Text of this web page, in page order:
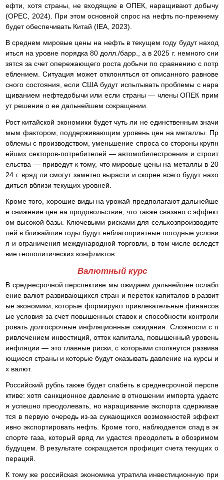
ефти, хотя страны, не входящие в ОПЕК, наращивают добычу
(OPEC, 2024). При этом основной спрос на нефть по-прежнему
будет обеспечивать Китай (IEA, 2023).
В среднем мировые цены на нефть в текущем году будут наход
иться на уровне порядка 80 долл./барр., а в 2025 г. немного сни
зятся за счет опережающего роста добычи по сравнению с потр
еблением. Ситуация может отклоняться от описанного равнове
сного состояния, если США будут испытывать проблемы с нара
щиванием нефтедобычи или если страны — члены ОПЕК прим
ут решение о ее дальнейшем сокращении.
Рост китайской экономики будет чуть ли не единственным значи
мым фактором, поддерживающим уровень цен на металлы. Пр
облемы с производством, уменьшение спроса со стороны крупн
ейших секторов-потребителей — автомобилестроения и строит
ельства — приведут к тому, что мировые цены на металлы в 20
24 г. вряд ли смогут заметно вырасти и скорее всего будут нахо
диться вблизи текущих уровней.
Кроме того, хорошие виды на урожай предполагают дальнейше
е снижение цен на продовольствие, что также связано с эффект
ом высокой базы. Ключевыми рисками для сельхозпроизводите
лей в ближайшие годы будут неблагоприятные погодные услови
я и ограничения международной торговли, в том числе вследст
вие геополитических конфликтов.
Валютный курс
В среднесрочной перспективе мы ожидаем дальнейшее ослабл
ение валют развивающихся стран и переток капиталов в развит
ые экономики, которые формируют привлекательные финансов
ые условия за счет повышенных ставок и способности контроли
ровать долгосрочные инфляционные ожидания. Сложности с п
ривлечением инвестиций, отток капитала, повышенный уровень
инфляции — это главные риски, с которыми столкнутся развива
ющиеся страны и которые будут оказывать давление на курсы и
х валют.
Российский рубль также будет слабеть в среднесрочной перспе
ктиве: хотя санкционное давление в отношении импорта удаетс
я успешно преодолевать, но наращивание экспорта сдерживае
тся в первую очередь из-за сужающихся возможностей эффект
ивно экспортировать нефть. Кроме того, наблюдается спад в эк
спорте газа, который вряд ли удастся преодолеть в обозримом
будущем. В результате сокращается профицит счета текущих о
пераций.
К тому же российская экономика утратила инвестиционную при